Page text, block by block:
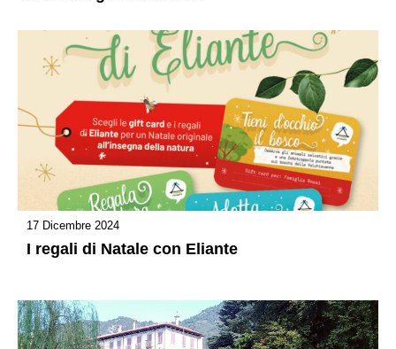
17 Dicembre 2024
I regali di Natale con Eliante